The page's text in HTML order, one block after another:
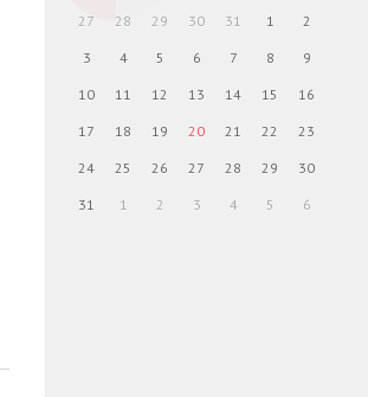
27 28 29 30 31 1 2
3 4 5 6 7 8 9
10 11 12 13 14 15 16
17 18 19 20 21 22 23
24 25 26 27 28 29 30
31 1 2 3 4 5 6